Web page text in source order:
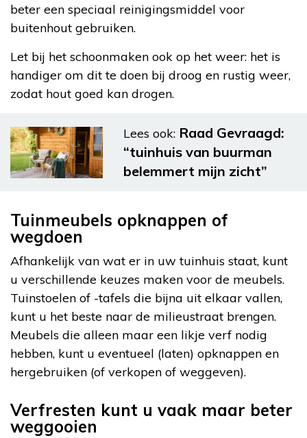
beter een speciaal reinigingsmiddel voor
buitenhout gebruiken.
Let bij het schoonmaken ook op het weer: het is
handiger om dit te doen bij droog en rustig weer,
zodat hout goed kan drogen.
Lees ook: Raad Gevraagd:
“tuinhuis van buurman
belemmert mijn zicht”
Tuinmeubels opknappen of
wegdoen
Afhankelijk van wat er in uw tuinhuis staat, kunt
u verschillende keuzes maken voor de meubels.
Tuinstoelen of -tafels die bijna uit elkaar vallen,
kunt u het beste naar de milieustraat brengen.
Meubels die alleen maar een likje verf nodig
hebben, kunt u eventueel (laten) opknappen en
hergebruiken (of verkopen of weggeven).
Verfresten kunt u vaak maar beter
weggooien